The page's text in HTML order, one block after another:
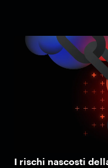
I rischi nascosti